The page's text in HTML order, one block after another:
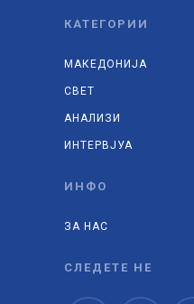
КАТЕГОРИИ
МАКЕДОНИЈА
СВЕТ
АНАЛИЗИ
ИНТЕРВЈУА
ИНФО
ЗА НАС
СЛЕДЕТЕ НЕ